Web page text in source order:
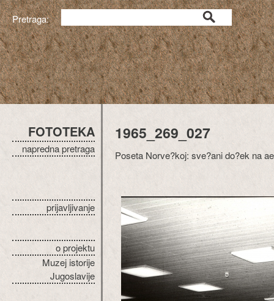
Pretraga:
FOTOTEKA
napredna pretraga
prijavljivanje
o projektu
Muzej istorije
Jugoslavije
1965_269_027
Poseta Norve?koj: sve?ani do?ek na